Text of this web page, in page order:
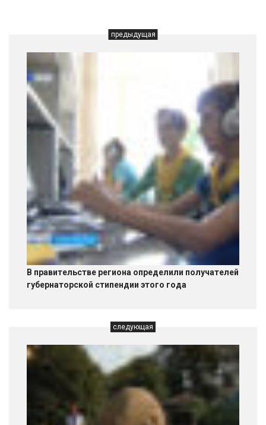
предыдущая
В правительстве региона определили получателей
губернаторской стипендии этого года
следующая